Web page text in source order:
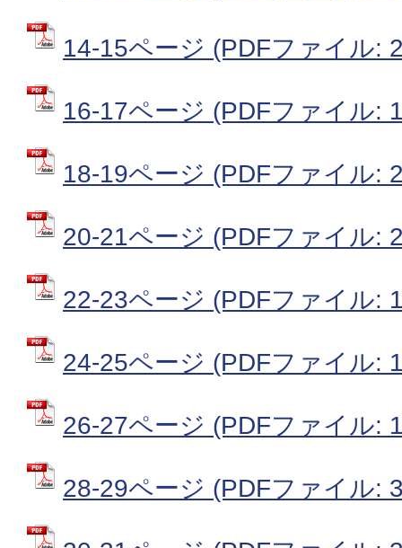
14-15ページ (PDFファイル:
16-17ページ (PDFファイル:
18-19ページ (PDFファイル:
20-21ページ (PDFファイル:
22-23ページ (PDFファイル:
24-25ページ (PDFファイル:
26-27ページ (PDFファイル:
28-29ページ (PDFファイル: